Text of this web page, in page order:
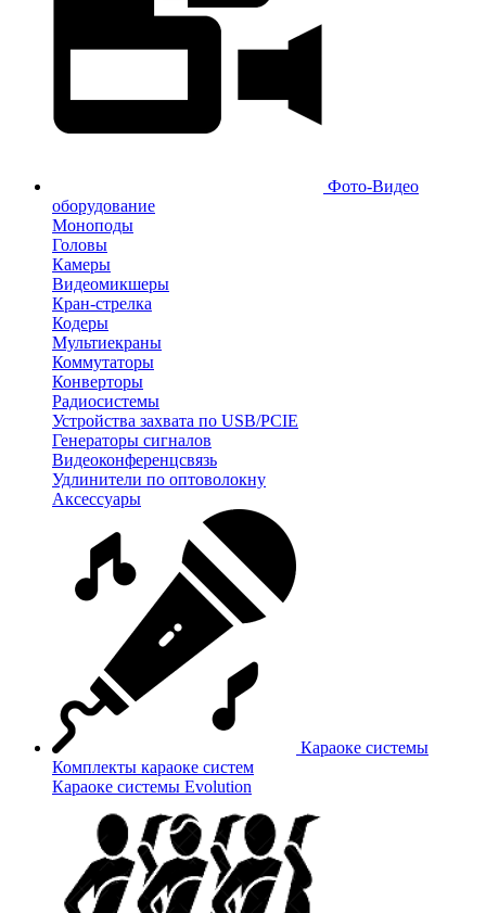
Фото-Видео
оборудование
Моноподы
Головы
Камеры
Видеомикшеры
Кран-стрелка
Кодеры
Мультиекраны
Коммутаторы
Конверторы
Радиосистемы
Устройства захвата по USB/PCIE
Генераторы сигналов
Видеоконференцсвязь
Удлинители по оптоволокну
Аксессуары
Караоке системы
Комплекты караоке систем
Караоке системы Evolution